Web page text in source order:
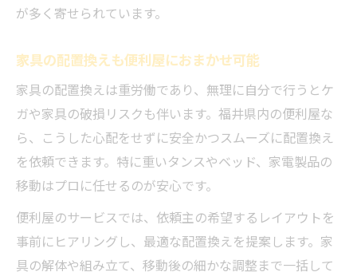
が多く寄せられています。
家具の配置換えも便利屋におまかせ可能
家具の配置換えは重労働であり、無理に自分で行うとケ
ガや家具の破損リスクも伴います。福井県内の便利屋な
ら、こうした心配をせずに安全かつスムーズに配置換え
を依頼できます。特に重いタンスやベッド、家電製品の
移動はプロに任せるのが安心です。
便利屋のサービスでは、依頼主の希望するレイアウトを
事前にヒアリングし、最適な配置換えを提案します。家
具の解体や組み立て、移動後の細かな調整まで一括して